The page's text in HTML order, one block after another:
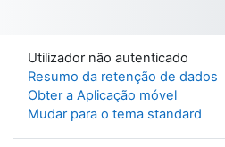
Utilizador não autenticado
Resumo da retenção de dados
Obter a Aplicação móvel
Mudar para o tema standard